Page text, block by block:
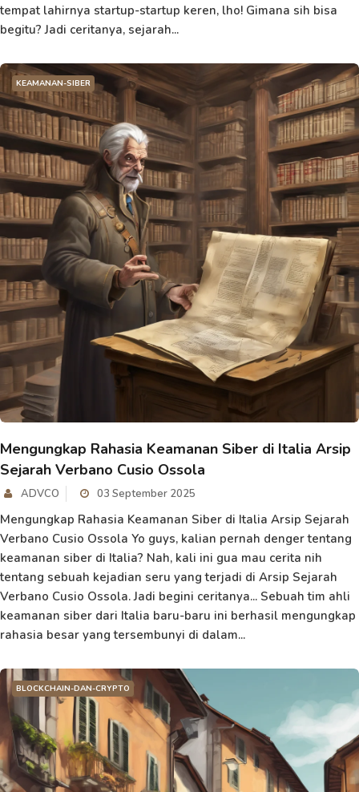
tempat lahirnya startup-startup keren, lho! Gimana sih bisa
begitu? Jadi ceritanya, sejarah...
KEAMANAN-SIBER
Mengungkap Rahasia Keamanan Siber di Italia Arsip
Sejarah Verbano Cusio Ossola
ADVCO 03 September 2025
Mengungkap Rahasia Keamanan Siber di Italia Arsip Sejarah
Verbano Cusio Ossola Yo guys, kalian pernah denger tentang
keamanan siber di Italia? Nah, kali ini gua mau cerita nih
tentang sebuah kejadian seru yang terjadi di Arsip Sejarah
Verbano Cusio Ossola. Jadi begini ceritanya... Sebuah tim ahli
keamanan siber dari Italia baru-baru ini berhasil mengungkap
rahasia besar yang tersembunyi di dalam...
BLOCKCHAIN-DAN-CRYPTO